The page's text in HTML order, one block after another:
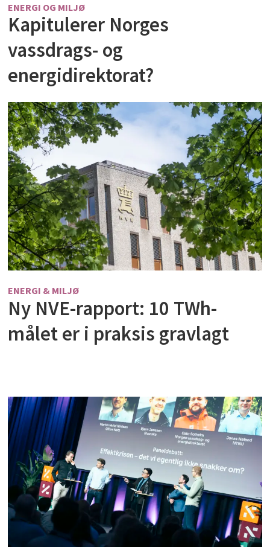
ENERGI OG MILJØ
Kapitulerer Norges
vassdrags- og
energidirektorat?
ENERGI & MILJØ
Ny NVE-rapport: 10 TWh-
målet er i praksis gravlagt